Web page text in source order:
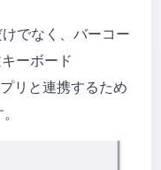
でなく、バーコー
ーボード
リと連携するため